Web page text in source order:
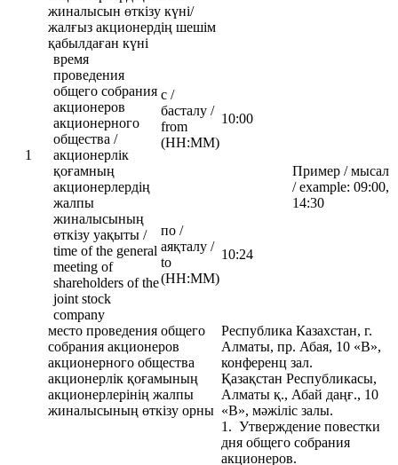
1
жиналысын өткізу күні/
жалғыз акционердің шешім
қабылдаған күні
время
проведения
общего собрания
акционеров
акционерного
общества /
акционерлік
қоғамның
акционерлердің
жалпы
жиналысының
өткізу уақыты /
time of the general
meeting of
shareholders of the
joint stock
company
с /
басталу /
from
(HH:MM)
10:00
Пример / мысал
/ example: 09:00,
14:30
по /
аяқталу /
to
(HH:MM)
10:24
место проведения общего
собрания акционеров
акционерного общества
Республика Казахстан, г.
Алматы, пр. Абая, 10 «В»,
конференц зал.
акционерлік қоғамының
акционерлерінің жалпы
жиналысының өткізу орны
Қазақстан Республикасы,
Алматы қ., Абай даңғ., 10
«В», мәжіліс залы.
1. Утверждение повестки
дня общего собрания
акционеров.